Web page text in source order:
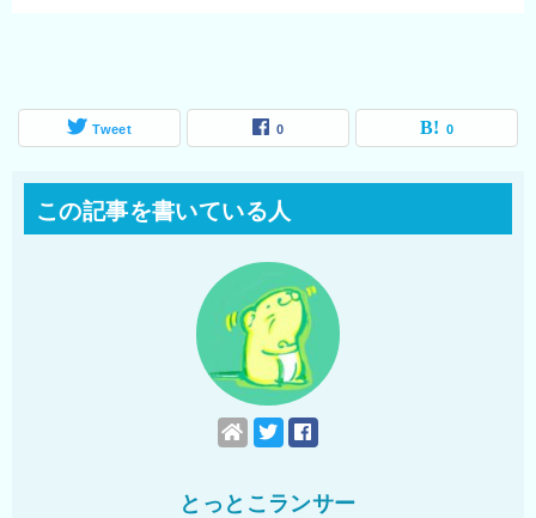
Tweet 0 0
この記事を書いている人
とっとこランサー